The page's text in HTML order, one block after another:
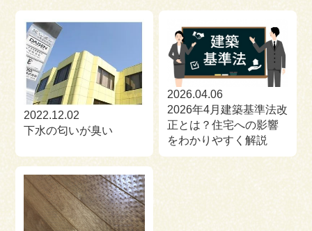
2022.12.02
下水の匂いが臭い
2026.04.06
2026年4月建築基準法改
正とは？住宅への影響
をわかりやすく解説